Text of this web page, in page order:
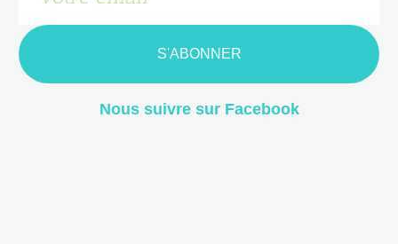
S'ABONNER
Nous suivre sur Facebook